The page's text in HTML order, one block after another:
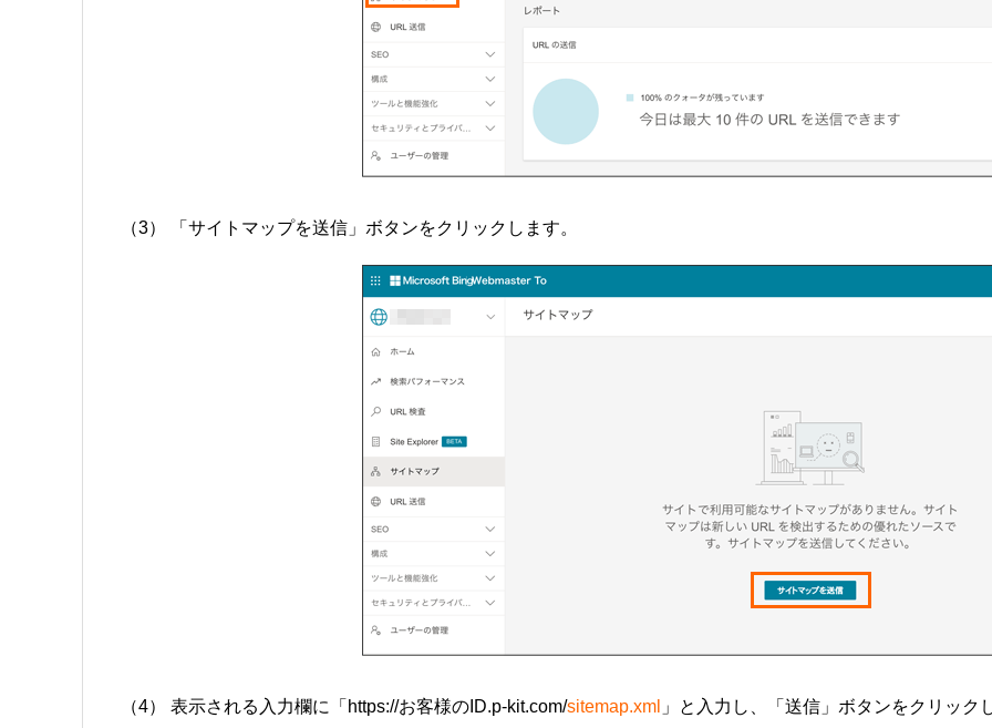
（3） 「サイトマップを送信」ボタンをクリックします。
（4） 表示される入力欄に「https://お客様のID.p-kit.com/sitemap.xml 」と入力し、「送信」ボタンをクリック